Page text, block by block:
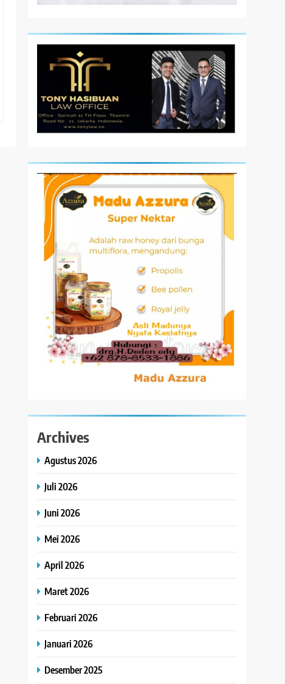
Archives
Agustus 2026
Juli 2026
Juni 2026
Mei 2026
April 2026
Maret 2026
Februari 2026
Januari 2026
Desember 2025